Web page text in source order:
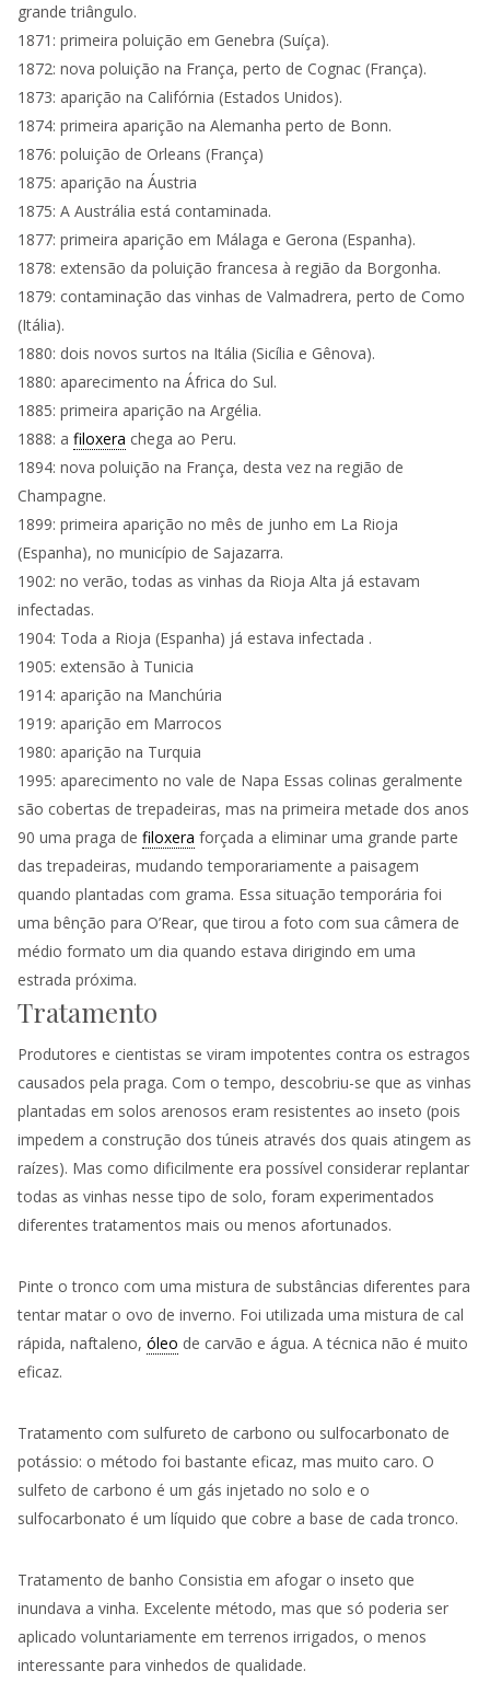
grande triângulo.
1871: primeira poluição em Genebra (Suíça).
1872: nova poluição na França, perto de Cognac (França).
1873: aparição na Califórnia (Estados Unidos).
1874: primeira aparição na Alemanha perto de Bonn.
1876: poluição de Orleans (França)
1875: aparição na Áustria
1875: A Austrália está contaminada.
1877: primeira aparição em Málaga e Gerona (Espanha).
1878: extensão da poluição francesa à região da Borgonha.
1879: contaminação das vinhas de Valmadrera, perto de Como
(Itália).
1880: dois novos surtos na Itália (Sicília e Gênova).
1880: aparecimento na África do Sul.
1885: primeira aparição na Argélia.
1888: a filoxera chega ao Peru.
1894: nova poluição na França, desta vez na região de
Champagne.
1899: primeira aparição no mês de junho em La Rioja
(Espanha), no município de Sajazarra.
1902: no verão, todas as vinhas da Rioja Alta já estavam
infectadas.
1904: Toda a Rioja (Espanha) já estava infectada .
1905: extensão à Tunicia
1914: aparição na Manchúria
1919: aparição em Marrocos
1980: aparição na Turquia
1995: aparecimento no vale de Napa Essas colinas geralmente
são cobertas de trepadeiras, mas na primeira metade dos anos
90 uma praga de filoxera forçada a eliminar uma grande parte
das trepadeiras, mudando temporariamente a paisagem
quando plantadas com grama. Essa situação temporária foi
uma bênção para O’Rear, que tirou a foto com sua câmera de
médio formato um dia quando estava dirigindo em uma
estrada próxima.
Tratamento
Produtores e cientistas se viram impotentes contra os estragos
causados ​​pela praga. Com o tempo, descobriu-se que as vinhas
plantadas em solos arenosos eram resistentes ao inseto (pois
impedem a construção dos túneis através dos quais atingem as
raízes). Mas como dificilmente era possível considerar replantar
todas as vinhas nesse tipo de solo, foram experimentados
diferentes tratamentos mais ou menos afortunados.
Pinte o tronco com uma mistura de substâncias diferentes para
tentar matar o ovo de inverno. Foi utilizada uma mistura de cal
rápida, naftaleno, óleo de carvão e água. A técnica não é muito
eficaz.
Tratamento com sulfureto de carbono ou sulfocarbonato de
potássio: o método foi bastante eficaz, mas muito caro. O
sulfeto de carbono é um gás injetado no solo e o
sulfocarbonato é um líquido que cobre a base de cada tronco.
Tratamento de banho Consistia em afogar o inseto que
inundava a vinha. Excelente método, mas que só poderia ser
aplicado voluntariamente em terrenos irrigados, o menos
interessante para vinhedos de qualidade.